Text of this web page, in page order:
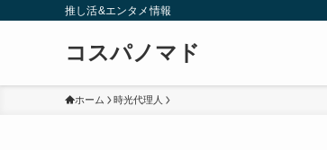
推し活&エンタメ情報
コスパノマド
ホーム 時光代理人